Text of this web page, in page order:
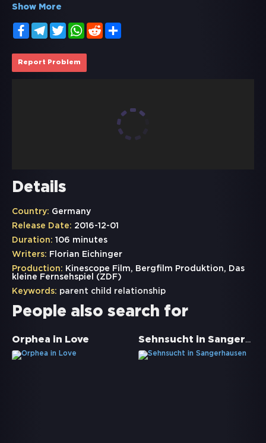
Show More
FacebookTelegramTwitterWhatsApp
Reddit
Report Problem
Details
Country: Germany
Release Date: 2016-12-01
Duration: 106 minutes
Writers: Florian Eichinger
Production: Kinescope Film, Bergfilm Produktion, Das
kleine Fernsehspiel (ZDF)
Keywords: parent child relationship
People also search for
Orphea in Love Sehnsucht in Sangerhausen